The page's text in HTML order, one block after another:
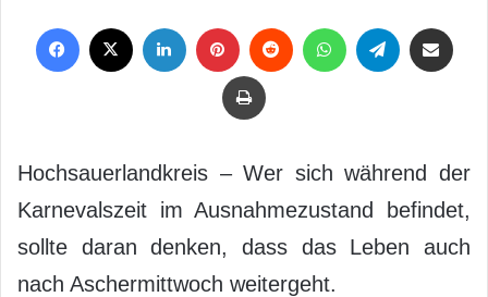
Drucken
Hochsauerlandkreis – Wer sich während der
Karnevalszeit im Ausnahmezustand befindet,
sollte daran denken, dass das Leben auch
nach Aschermittwoch weitergeht.